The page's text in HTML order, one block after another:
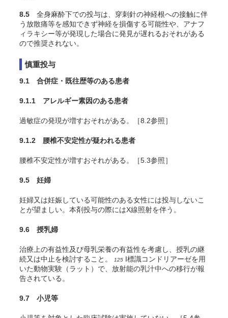
8.5 全身麻酔下での投与は、穿刺針の神経根への接触に伴
う放散痛等を感知できず神経を損傷する可能性や、アナフ
ィラキシー等が発現した場合に発見が遅れるおそれがある
ので推奨されない。
慎重投与
9.1 合併症・既往歴等のある患者
9.1.1 アレルギー素因のある患者
過敏症の発現が増すおそれがある。［8.2参照］
9.1.2 腰椎不安定性が疑われる患者
腰椎不安定性が増すおそれがある。［5.3参照］
9.5 妊婦
妊婦又は妊娠している可能性のある女性には投与しないこ
とが望ましい。本剤投与の際にはX線照射を伴う。
9.6 授乳婦
治療上の有益性及び母乳栄養の有益性を考慮し、授乳の継
続又は中止を検討すること。
125 I標識コンドリアーゼを用
いた動物実験（ラット）で、放射能の乳汁中への移行が報
告されている。
9.7 小児等